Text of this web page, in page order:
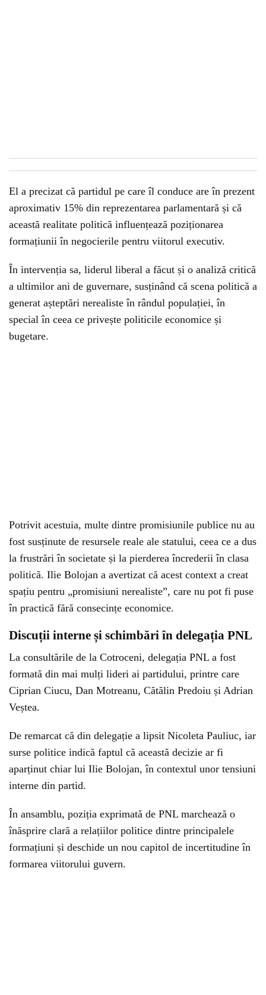
El a precizat că partidul pe care îl conduce are în prezent
aproximativ 15% din reprezentarea parlamentară și că
această realitate politică influențează poziționarea
formațiunii în negocierile pentru viitorul executiv.
În intervenția sa, liderul liberal a făcut și o analiză critică
a ultimilor ani de guvernare, susținând că scena politică a
generat așteptări nerealiste în rândul populației, în
special în ceea ce privește politicile economice și
bugetare.
Potrivit acestuia, multe dintre promisiunile publice nu au
fost susținute de resursele reale ale statului, ceea ce a dus
la frustrări în societate și la pierderea încrederii în clasa
politică. Ilie Bolojan a avertizat că acest context a creat
spațiu pentru „promisiuni nerealiste”, care nu pot fi puse
în practică fără consecințe economice.
Discuții interne și schimbări în delegația PNL
La consultările de la Cotroceni, delegația PNL a fost
formată din mai mulți lideri ai partidului, printre care
Ciprian Ciucu, Dan Motreanu, Cătălin Predoiu și Adrian
Veștea.
De remarcat că din delegație a lipsit Nicoleta Pauliuc, iar
surse politice indică faptul că această decizie ar fi
aparținut chiar lui Ilie Bolojan, în contextul unor tensiuni
interne din partid.
În ansamblu, poziția exprimată de PNL marchează o
înăsprire clară a relațiilor politice dintre principalele
formațiuni și deschide un nou capitol de incertitudine în
formarea viitorului guvern.